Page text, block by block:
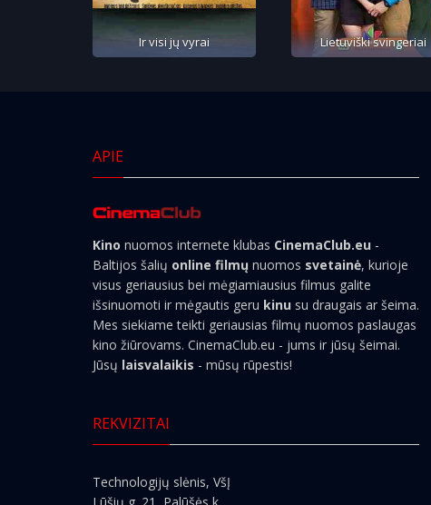
Ir visi jų vyrai Lietuviški svingeriai
APIE
Kino nuomos internete klubas CinemaClub.eu -
Baltijos šalių online filmų nuomos svetainė, kurioje
visus geriausius bei mėgiamiausius filmus galite
išsinuomoti ir mėgautis geru kinu su draugais ar šeima.
Mes siekiame teikti geriausias filmų nuomos paslaugas
kino žiūrovams. CinemaClub.eu - jums ir jūsų šeimai.
Jūsų laisvalaikis - mūsų rūpestis!
REKVIZITAI
Technologijų slėnis, VšĮ